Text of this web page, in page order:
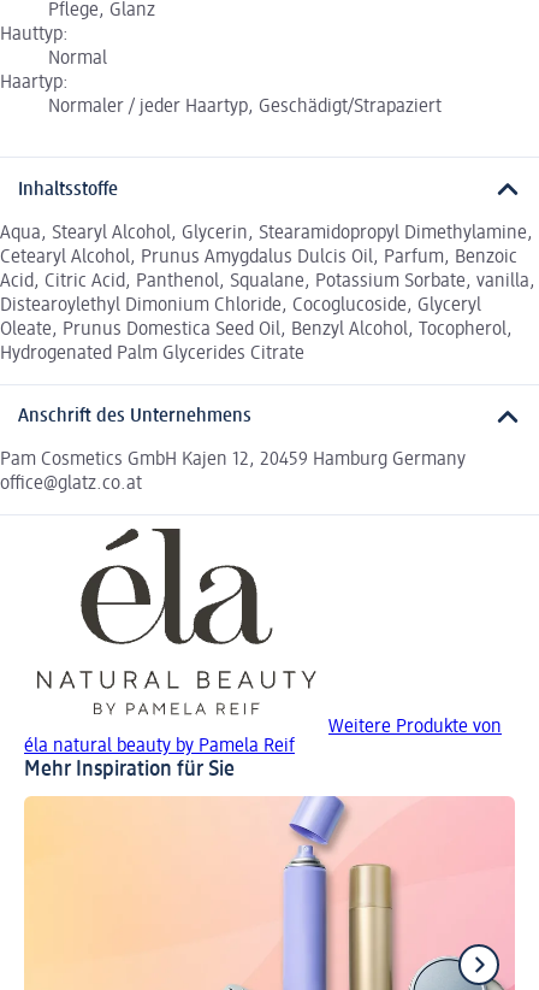
Pflege, Glanz
Hauttyp:
Normal
Haartyp:
Normaler / jeder Haartyp, Geschädigt/Strapaziert
Inhaltsstoffe
Aqua, Stearyl Alcohol, Glycerin, Stearamidopropyl Dimethylamine,
Cetearyl Alcohol, Prunus Amygdalus Dulcis Oil, Parfum, Benzoic
Acid, Citric Acid, Panthenol, Squalane, Potassium Sorbate, vanilla,
Distearoylethyl Dimonium Chloride, Cocoglucoside, Glyceryl
Oleate, Prunus Domestica Seed Oil, Benzyl Alcohol, Tocopherol,
Hydrogenated Palm Glycerides Citrate
Anschrift des Unternehmens
Pam Cosmetics GmbH Kajen 12, 20459 Hamburg Germany
office@glatz.co.at
Weitere Produkte von
éla natural beauty by Pamela Reif
Mehr Inspiration für Sie